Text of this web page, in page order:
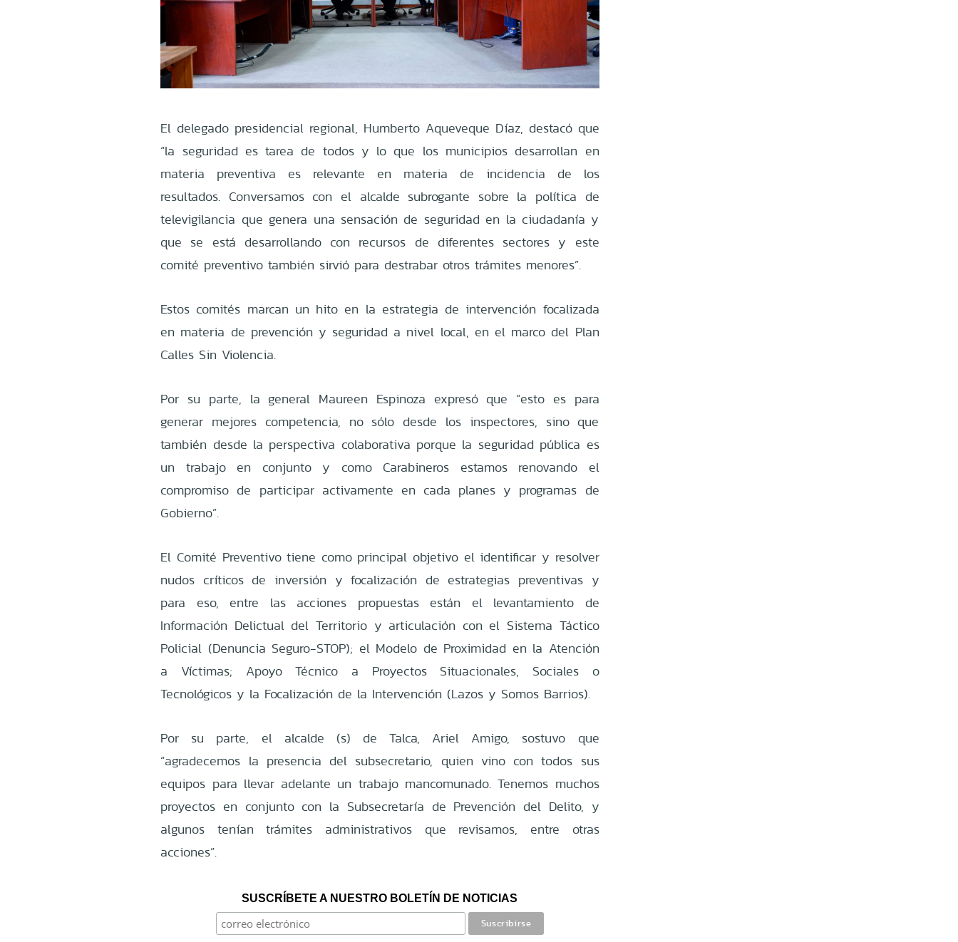
El delegado presidencial regional, Humberto Aqueveque Díaz, destacó que
“la seguridad es tarea de todos y lo que los municipios desarrollan en
materia preventiva es relevante en materia de incidencia de los
resultados. Conversamos con el alcalde subrogante sobre la política de
televigilancia que genera una sensación de seguridad en la ciudadanía y
que se está desarrollando con recursos de diferentes sectores y este
comité preventivo también sirvió para destrabar otros trámites menores”.
Estos comités marcan un hito en la estrategia de intervención focalizada
en materia de prevención y seguridad a nivel local, en el marco del Plan
Calles Sin Violencia.
Por su parte, la general Maureen Espinoza expresó que “esto es para
generar mejores competencia, no sólo desde los inspectores, sino que
también desde la perspectiva colaborativa porque la seguridad pública es
un trabajo en conjunto y como Carabineros estamos renovando el
compromiso de participar activamente en cada planes y programas de
Gobierno”.
El Comité Preventivo tiene como principal objetivo el identificar y resolver
nudos críticos de inversión y focalización de estrategias preventivas y
para eso, entre las acciones propuestas están el levantamiento de
Información Delictual del Territorio y articulación con el Sistema Táctico
Policial (Denuncia Seguro-STOP); el Modelo de Proximidad en la Atención
a Víctimas; Apoyo Técnico a Proyectos Situacionales, Sociales o
Tecnológicos y la Focalización de la Intervención (Lazos y Somos Barrios).
Por su parte, el alcalde (s) de Talca, Ariel Amigo, sostuvo que
“agradecemos la presencia del subsecretario, quien vino con todos sus
equipos para llevar adelante un trabajo mancomunado. Tenemos muchos
proyectos en conjunto con la Subsecretaría de Prevención del Delito, y
algunos tenían trámites administrativos que revisamos, entre otras
acciones”.
SUSCRÍBETE A NUESTRO BOLETÍN DE NOTICIAS